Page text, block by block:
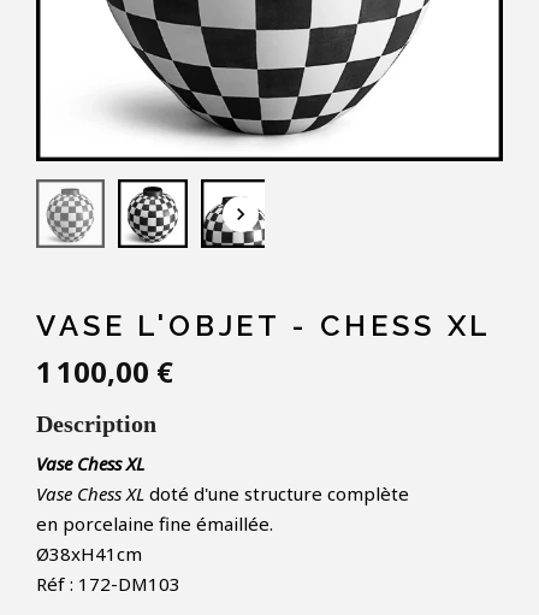
keyboard_arrow_down
VASE L'OBJET - CHESS XL
1 100,00 €
Description
Vase Chess XL
Vase Chess XL doté d'une structure complète
en porcelaine fine émaillée.
Ø38xH41cm
Réf : 172-DM103